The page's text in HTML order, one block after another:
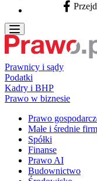
Facebook -
Prawnicy i sądy
Podatki
Kadry i BHP
Prawo w biznesie
Prawo
Małe i średnie
Spółki
Finanse
Prawo AI
Budownictwo